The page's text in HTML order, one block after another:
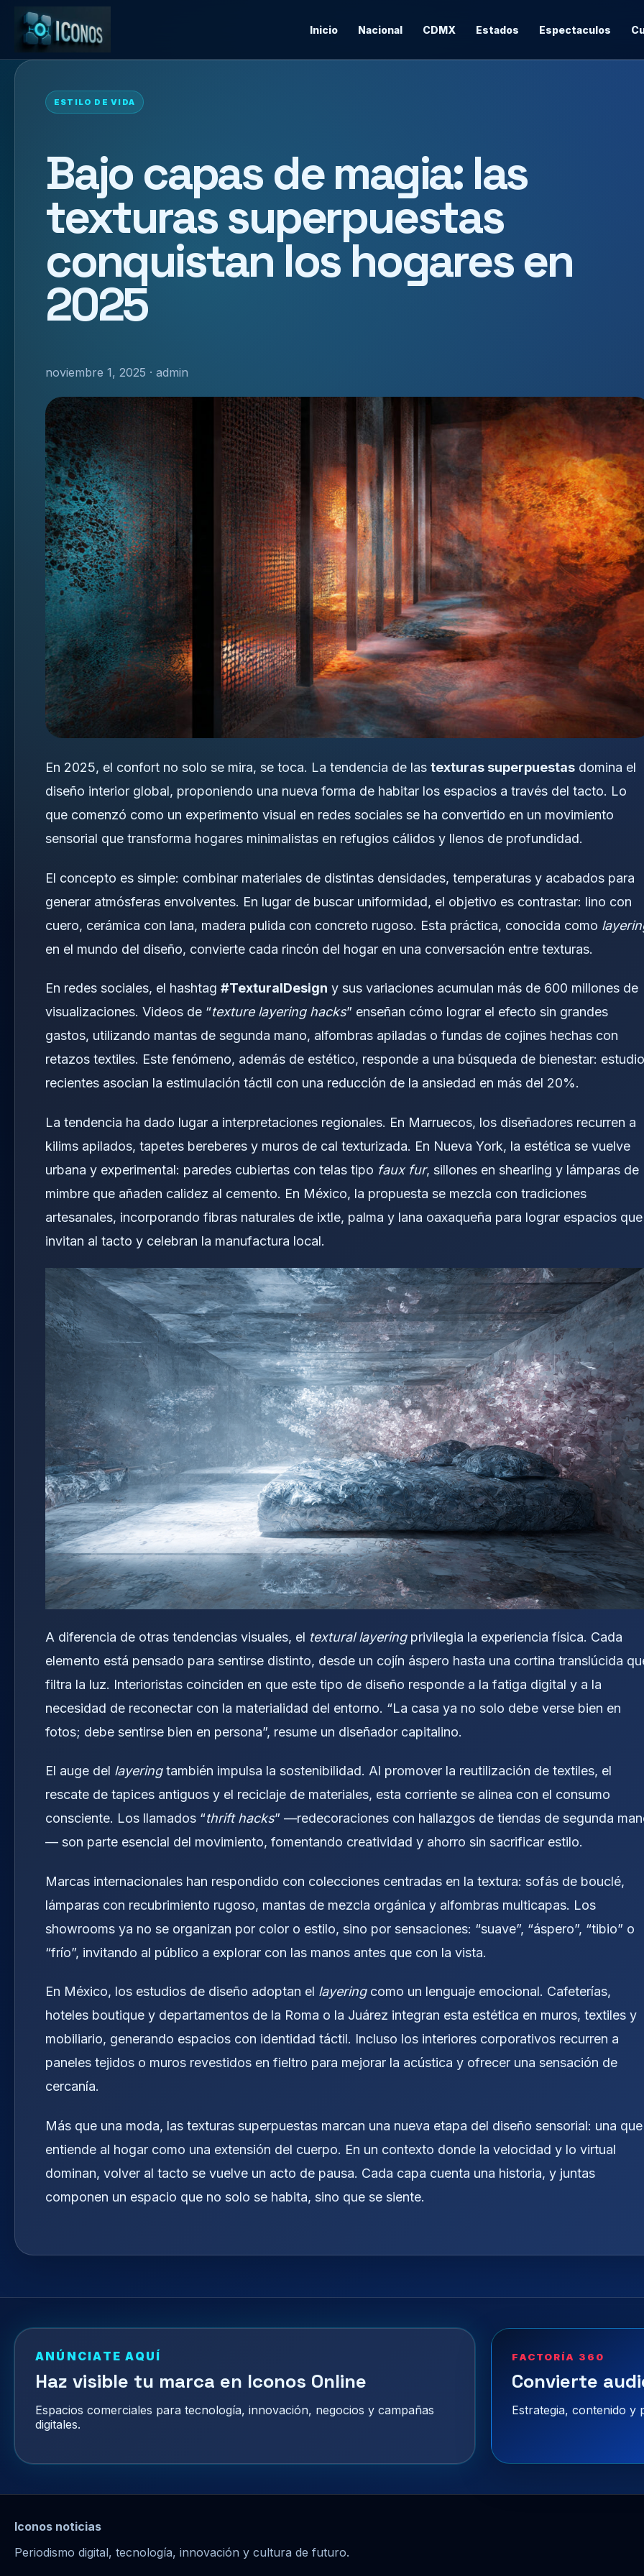
Inicio Nacional CDMX Estados Espectaculos
ESTILO DE VIDA
Bajo capas de magia: las
texturas superpuestas
conquistan los hogares en
2025
noviembre 1, 2025 · admin
En 2025, el confort no solo se mira, se toca. La tendencia de las texturas superpuestas domina el
diseño interior global, proponiendo una nueva forma de habitar los espacios a través del tacto. Lo
que comenzó como un experimento visual en redes sociales se ha convertido en un movimiento
sensorial que transforma hogares minimalistas en refugios cálidos y llenos de profundidad.
El concepto es simple: combinar materiales de distintas densidades, temperaturas y acabados para
generar atmósferas envolventes. En lugar de buscar uniformidad, el objetivo es contrastar: lino con
cuero, cerámica con lana, madera pulida con concreto rugoso. Esta práctica, conocida como
en el mundo del diseño, convierte cada rincón del hogar en una conversación entre texturas.
En redes sociales, el hashtag #TexturalDesign y sus variaciones acumulan más de 600 millones de
visualizaciones. Videos de “texture layering hacks” enseñan cómo lograr el efecto sin grandes
gastos, utilizando mantas de segunda mano, alfombras apiladas o fundas de cojines hechas con
retazos textiles. Este fenómeno, además de estético, responde a una búsqueda de bienestar:
recientes asocian la estimulación táctil con una reducción de la ansiedad en más del 20%.
La tendencia ha dado lugar a interpretaciones regionales. En Marruecos, los diseñadores recurren a
kilims apilados, tapetes bereberes y muros de cal texturizada. En Nueva York, la estética se vuelve
urbana y experimental: paredes cubiertas con telas tipo faux fur, sillones en shearling y lámparas de
mimbre que añaden calidez al cemento. En México, la propuesta se mezcla con tradiciones
artesanales, incorporando fibras naturales de ixtle, palma y lana oaxaqueña para lograr espacios que
invitan al tacto y celebran la manufactura local.
A diferencia de otras tendencias visuales, el textural layeringprivilegia la experiencia física. Cada
elemento está pensado para sentirse distinto, desde un cojín áspero hasta una cortina translúcida
filtra la luz. Interioristas coinciden en que este tipo de diseño responde a la fatiga digital y a la
necesidad de reconectar con la materialidad del entorno. “La casa ya no solo debe verse bien en
fotos; debe sentirse bien en persona”, resume un diseñador capitalino.
El auge del layeringtambién impulsa la sostenibilidad. Al promover la reutilización de textiles, el
rescate de tapices antiguos y el reciclaje de materiales, esta corriente se alinea con el consumo
consciente. Los llamados “thrift hacks” —redecoraciones con hallazgos de tiendas de segunda
— son parte esencial del movimiento, fomentando creatividad y ahorro sin sacrificar estilo.
Marcas internacionales han respondido con colecciones centradas en la textura: sofás de bouclé,
lámparas con recubrimiento rugoso, mantas de mezcla orgánica y alfombras multicapas. Los
showrooms ya no se organizan por color o estilo, sino por sensaciones: “suave”, “áspero”, “tibio” o
“frío”, invitando al público a explorar con las manos antes que con la vista.
En México, los estudios de diseño adoptan el layeringcomo un lenguaje emocional. Cafeterías,
hoteles boutique y departamentos de la Roma o la Juárez integran esta estética en muros, textiles y
mobiliario, generando espacios con identidad táctil. Incluso los interiores corporativos recurren a
paneles tejidos o muros revestidos en fieltro para mejorar la acústica y ofrecer una sensación de
cercanía.
Más que una moda, las texturas superpuestas marcan una nueva etapa del diseño sensorial: una que
entiende al hogar como una extensión del cuerpo. En un contexto donde la velocidad y lo virtual
dominan, volver al tacto se vuelve un acto de pausa. Cada capa cuenta una historia, y juntas
componen un espacio que no solo se habita, sino que se siente.
ANÚNCIATE AQUÍ
Haz visible tu marca en Iconos Online
Espacios comerciales para tecnología, innovación, negocios y campañas
digitales.
FACTORÍA 360
Convierte
Estrategia, contenido y
Iconos noticias
Periodismo digital, tecnología, innovación y cultura de futuro.